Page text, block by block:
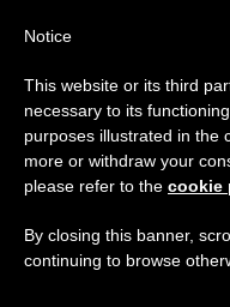
Aviso
Del 27 de julio al
anual, aprovechando
se generan menos
Notice
This website or its third
necessary to its
purposes illustrated in the
more or withdraw your
please refer to the cookie
By closing this banner,
continuing to browse